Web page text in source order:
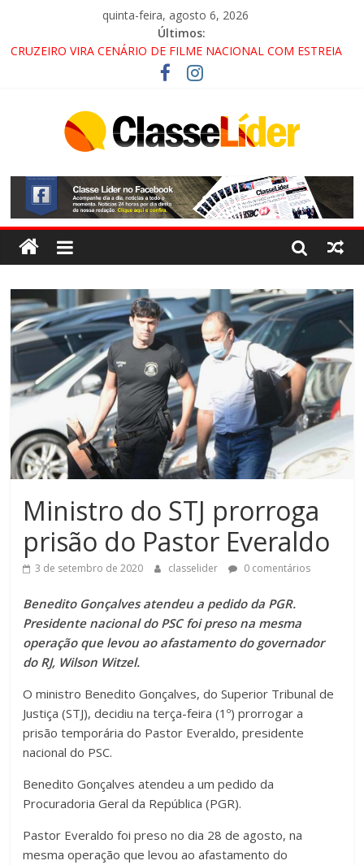
quinta-feira, agosto 6, 2026
Últimos:
CRUZEIRO VIRA CENÁRIO DE FILME NACIONAL COM ESTREIA
PROMOTOR DO GAECO
ACESSO À APARECIDA NA DUTRA SERÁ BLOQUEADO NO FIM
ALTERNATIVAS
LORENA, PINDAMONHANGABA E QUELUZ NA RETA FINAL
PELA FÁBRICA DA COCA-COLA!
Ministro do STJ prorroga
prisão do Pastor Everaldo
3 de setembro de 2020 classelider 0 comentários
Benedito Gonçalves atendeu a pedido da PGR.
Presidente nacional do PSC foi preso na mesma
operação que levou ao afastamento do governador
do RJ, Wilson Witzel.
O ministro Benedito Gonçalves, do Superior Tribunal de
Justiça (STJ), decidiu na terça-feira (1º) prorrogar a
prisão temporária do Pastor Everaldo, presidente
nacional do PSC.
Benedito Gonçalves atendeu a um pedido da
Procuradoria Geral da República (PGR).
Pastor Everaldo foi preso no dia 28 de agosto, na
mesma operação que levou ao afastamento do